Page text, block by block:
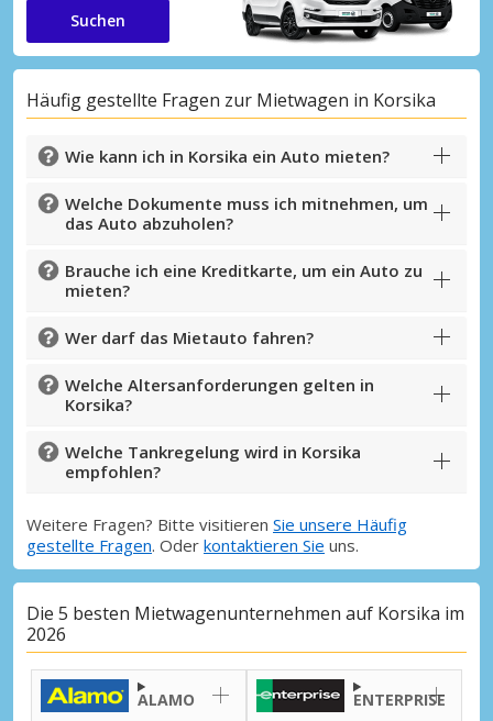
Suchen
Häufig gestellte Fragen zur Mietwagen in Korsika
Wie kann ich in Korsika ein Auto mieten?
Welche Dokumente muss ich mitnehmen, um
das Auto abzuholen?
Brauche ich eine Kreditkarte, um ein Auto zu
mieten?
Wer darf das Mietauto fahren?
Welche Altersanforderungen gelten in
Korsika?
Welche Tankregelung wird in Korsika
empfohlen?
Weitere Fragen? Bitte visitieren Sie unsere Häufig
gestellte Fragen. Oder kontaktieren Sie uns.
Die 5 besten Mietwagenunternehmen auf Korsika im
2026
ALAMO ENTERPRISE